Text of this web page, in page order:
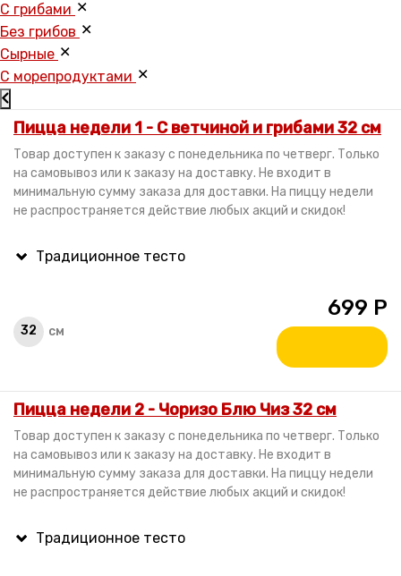
С грибами
Без грибов
Cырные
C морепродуктами
Пицца недели 1 - С ветчиной и грибами 32 см
Товар доступен к заказу с понедельника по четверг. Только
на самовывоз или к заказу на доставку. Не входит в
минимальную сумму заказа для доставки. На пиццу недели
не распространяется действие любых акций и скидок!
32 см
699 Р
Пицца недели 2 - Чоризо Блю Чиз 32 см
Товар доступен к заказу с понедельника по четверг. Только
на самовывоз или к заказу на доставку. Не входит в
минимальную сумму заказа для доставки. На пиццу недели
не распространяется действие любых акций и скидок!